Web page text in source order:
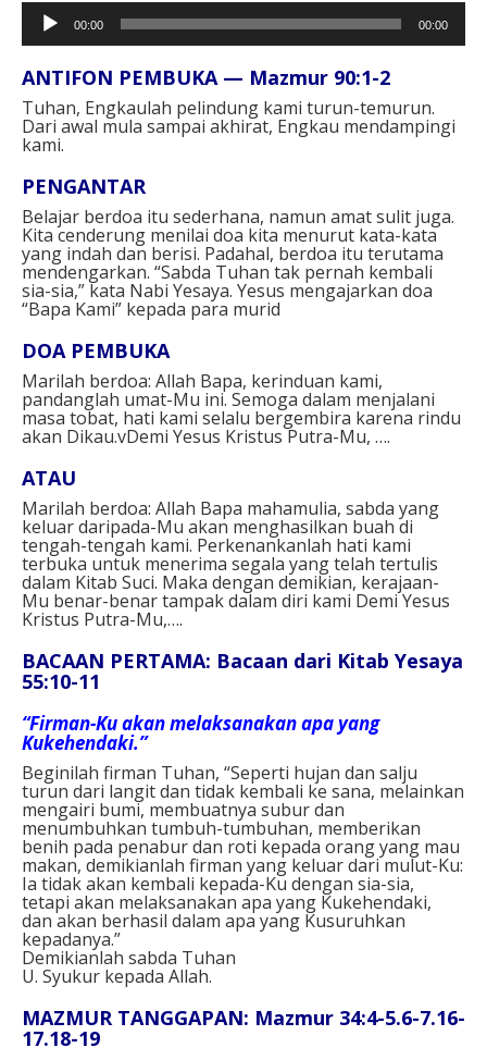
Pemutar
Audio
00:00 00:00
ANTIFON PEMBUKA — Mazmur 90:1-2⁣
Tuhan, Engkaulah pelindung kami turun-temurun.
Dari awal mula sampai akhirat, Engkau mendampingi
kami.⁣
PENGANTAR⁣
Belajar berdoa itu sederhana, namun amat sulit juga.
Kita cenderung menilai doa kita menurut kata-kata
yang indah dan berisi. Padahal, berdoa itu terutama
mendengarkan. “Sabda Tuhan tak pernah kembali
sia-sia,” kata Nabi Yesaya. Yesus mengajarkan doa
“Bapa Kami” kepada para murid⁣
DOA PEMBUKA⁣
Marilah berdoa: Allah Bapa, kerinduan kami,
pandanglah umat-Mu ini. Semoga dalam menjalani
masa tobat, hati kami selalu bergembira karena rindu
akan Dikau.vDemi Yesus Kristus Putra-Mu, ….⁣
ATAU⁣
Marilah berdoa: Allah Bapa mahamulia, sabda yang
keluar daripada-Mu akan menghasilkan buah di
tengah-tengah kami. Perkenankanlah hati kami
terbuka untuk menerima segala yang telah tertulis
dalam Kitab Suci. Maka dengan demikian, kerajaan-
Mu benar-benar tampak dalam diri kami Demi Yesus
Kristus Putra-Mu,….⁣
BACAAN PERTAMA: Bacaan dari Kitab Yesaya
55:10-11
“Firman-Ku akan melaksanakan apa yang
Kukehendaki.”
Beginilah firman Tuhan, “Seperti hujan dan salju
turun dari langit dan tidak kembali ke sana, melainkan
mengairi bumi, membuatnya subur dan
menumbuhkan tumbuh-tumbuhan, memberikan
benih pada penabur dan roti kepada orang yang mau
makan, demikianlah firman yang keluar dari mulut-Ku:
Ia tidak akan kembali kepada-Ku dengan sia-sia,
tetapi akan melaksanakan apa yang Kukehendaki,
dan akan berhasil dalam apa yang Kusuruhkan
kepadanya.”
Demikianlah sabda Tuhan
U. Syukur kepada Allah.
MAZMUR TANGGAPAN: Mazmur 34:4-5.6-7.16-
17.18-19